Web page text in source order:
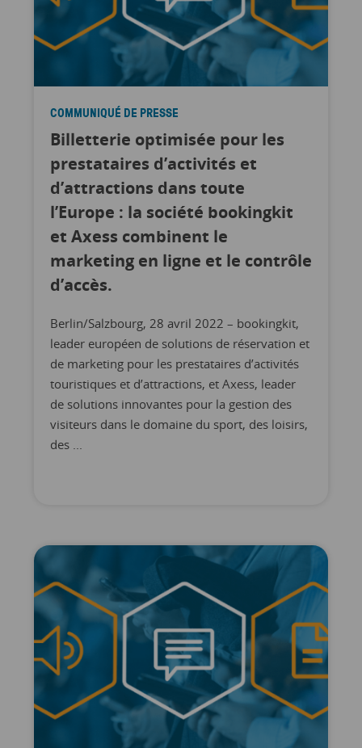
COMMUNIQUÉ DE PRESSE
Billetterie optimisée pour les
prestataires d’activités et
d’attractions dans toute
l’Europe : la société bookingkit
et Axess combinent le
marketing en ligne et le contrôle
d’accès.
Berlin/Salzbourg, 28 avril 2022 – bookingkit,
leader européen de solutions de réservation et
de marketing pour les prestataires d’activités
touristiques et d’attractions, et Axess, leader
de solutions innovantes pour la gestion des
visiteurs dans le domaine du sport, des loisirs,
des ...